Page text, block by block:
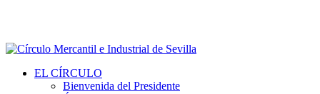
EL CÍRCULO
Bienvenida del Presidente